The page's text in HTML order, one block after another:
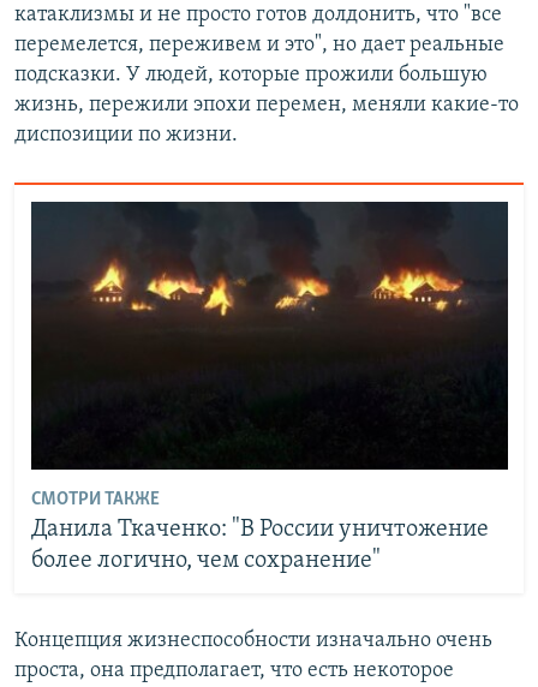
катаклизмы и не просто готов долдонить, что "все
перемелется, переживем и это", но дает реальные
подсказки. У людей, которые прожили большую
жизнь, пережили эпохи перемен, меняли какие-то
диспозиции по жизни.
СМОТРИ ТАКЖЕ
Данила Ткаченко: "В России уничтожение
более логично, чем сохранение"
Концепция жизнеспособности изначально очень
проста, она предполагает, что есть некоторое